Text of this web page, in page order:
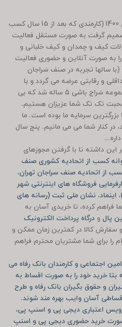
فروشگاه سَراج باشی در بَهار سال 1400 (کارمندی که بعد از 15 سال کسب
گرفت به صورت مستقل فعالیت
کیف و چمدان و کیف خلبانی و
به صورت آنلاین و حضوری فعالیت
سالها تجربه در صنف سَراجان
و رقابتی عرضه می گردد و با
حمایت شما مشتریان گرامی، مجموعه سَراج باشی 5 ساله شد که بی
محبت تک تک شما عزیزان هستیم.
بزرگترین سرمایه ما بوده است. ما
کنار شما می می مانیم. پنج سال
داشته تا با گرفتن مجوزهای
کسب از اتحادیه کشوری صنف
از اتحادیه صنف سراجان تهران،
فروشگاه های اینترنتی شهر
، اینماد، نشان ملی ثبت (رسانه های
فراهم کرده، تا خریدی آسان به
پال و درگاه پرداخت الکترونیک
سفارش کالا در کمترین زمان ممکن و
را برای شما مشتریان محترم فراهم
اجتماعی و کارمندان بانک رفاه می
بتا خرید خود را به صورت اقساط به
و حقوق بگیران بانک رفاه و طرح
آسان وایب بهره مند شوند.
اعتباری دیجی پی و اسنپ پی،
صورت خرید حضوری دیجی پی و اسنپ